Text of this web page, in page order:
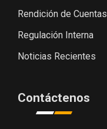
Rendición de Cuentas
Regulación Interna
Noticias Recientes
Contáctenos